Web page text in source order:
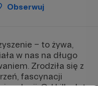
Obserwuj
– to żywa,
w nas na długo
Zrodziła się z
fascynacji